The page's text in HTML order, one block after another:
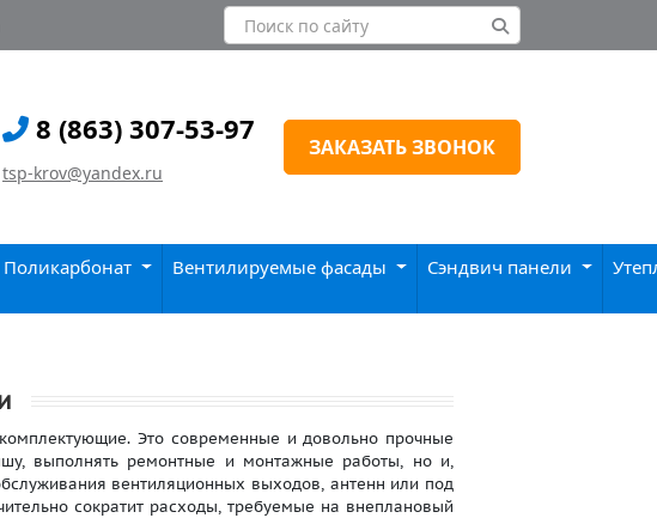
8 (863) 307-53-97
tsp-krov@yandex.ru
ЗАКАЗАТЬ ЗВОНОК
Поликарбонат Вентилируемые фасады Сэндвич панели
Это современные и довольно прочные
выполнять ремонтные и монтажные работы, но и,
вентиляционных выходов, антенн или под
сократит расходы, требуемые на внеплановый